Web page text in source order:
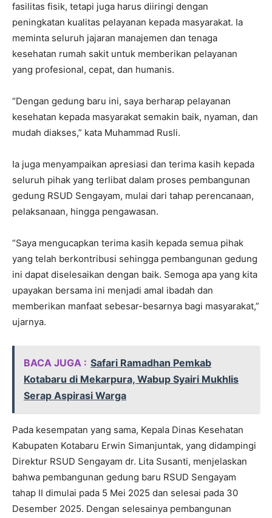
fasilitas fisik, tetapi juga harus diiringi dengan
peningkatan kualitas pelayanan kepada masyarakat. Ia
meminta seluruh jajaran manajemen dan tenaga
kesehatan rumah sakit untuk memberikan pelayanan
yang profesional, cepat, dan humanis.
“Dengan gedung baru ini, saya berharap pelayanan
kesehatan kepada masyarakat semakin baik, nyaman, dan
mudah diakses,” kata Muhammad Rusli.
Ia juga menyampaikan apresiasi dan terima kasih kepada
seluruh pihak yang terlibat dalam proses pembangunan
gedung RSUD Sengayam, mulai dari tahap perencanaan,
pelaksanaan, hingga pengawasan.
“Saya mengucapkan terima kasih kepada semua pihak
yang telah berkontribusi sehingga pembangunan gedung
ini dapat diselesaikan dengan baik. Semoga apa yang kita
upayakan bersama ini menjadi amal ibadah dan
memberikan manfaat sebesar-besarnya bagi masyarakat,”
ujarnya.
BACA JUGA : Safari Ramadhan Pemkab
Kotabaru di Mekarpura, Wabup Syairi Mukhlis
Serap Aspirasi Warga
Pada kesempatan yang sama, Kepala Dinas Kesehatan
Kabupaten Kotabaru Erwin Simanjuntak, yang didampingi
Direktur RSUD Sengayam dr. Lita Susanti, menjelaskan
bahwa pembangunan gedung baru RSUD Sengayam
tahap II dimulai pada 5 Mei 2025 dan selesai pada 30
Desember 2025. Dengan selesainya pembangunan